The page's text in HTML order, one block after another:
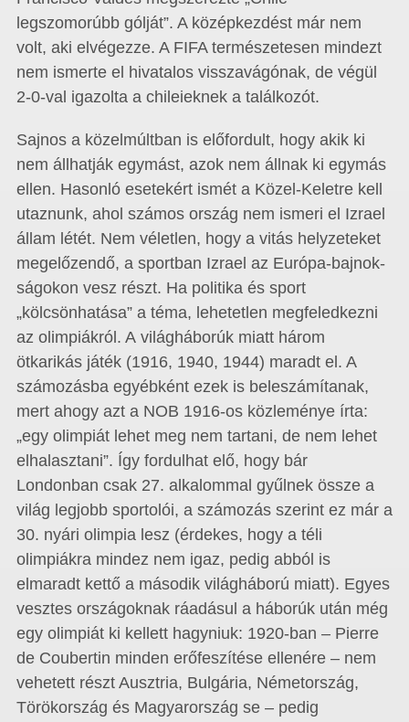
legszomorúbb gólját”. A középkezdést már nem
volt, aki elvégezze. A FIFA természetesen mindezt
nem ismerte el hivatalos visszavágónak, de végül
2-0-val igazolta a chileieknek a találkozót.
Sajnos a közelmúltban is előfordult, hogy akik ki
nem állhatják egymást, azok nem állnak ki egymás
ellen. Hasonló esetekért ismét a Közel-Keletre kell
utaznunk, ahol számos ország nem ismeri el Izrael
állam létét. Nem véletlen, hogy a vitás helyzeteket
megelőzendő, a sportban Izrael az Európa-bajnok­
ságokon vesz részt. Ha politika és sport
„kölcsönhatása” a téma, lehetetlen megfeledkezni
az olimpiákról. A világháborúk miatt három
ötkarikás játék (1916, 1940, 1944) maradt el. A
számozásba egyébként ezek is beleszámítanak,
mert ahogy azt a NOB 1916-os közleménye írta:
„egy olimpiát lehet meg nem tartani, de nem lehet
elhalasztani”. Így fordulhat elő, hogy bár
Londonban csak 27. alkalommal gyűlnek össze a
világ legjobb sportolói, a számozás szerint ez már a
30. nyári olimpia lesz (érdekes, hogy a téli
olimpiákra mindez nem igaz, pedig abból is
elmaradt kettő a második világháború miatt). Egyes
vesztes országoknak ráadásul a háborúk után még
egy olimpiát ki kellett hagyniuk: 1920-ban – Pierre
de Coubertin minden erőfeszítése ellenére – nem
vehetett részt Ausztria, Bulgária, Németország,
Törökország és Magyarország se – pedig